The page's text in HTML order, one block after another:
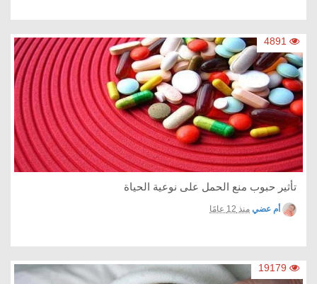
4891
تأثير حبوب منع الحمل على نوعية الحياة
أم عضي منذ 12 عامًا
19179